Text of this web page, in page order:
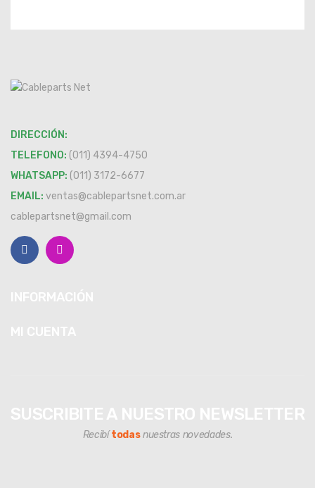
DIRECCIÓN:
TELEFONO: (011) 4394-4750
WHATSAPP: (011) 3172-6677
EMAIL: ventas@cablepartsnet.com.ar
cablepartsnet@gmail.com
Recibítodasnuestras novedades.